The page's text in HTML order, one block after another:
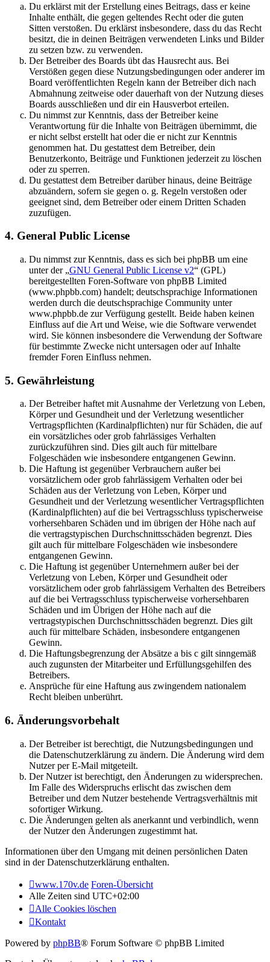
Du erklärst mit der Erstellung eines Beitrags, dass er keine
Inhalte enthält, die gegen geltendes Recht oder die guten
Sitten verstoßen. Du erklärst insbesondere, dass du das Recht
besitzt, die in deinen Beiträgen verwendeten Links und Bilder
zu setzen bzw. zu verwenden.
Der Betreiber des Boards übt das Hausrecht aus. Bei
Verstößen gegen diese Nutzungsbedingungen oder anderer im
Board veröffentlichten Regeln kann der Betreiber dich nach
Abmahnung zeitweise oder dauerhaft von der Nutzung dieses
Boards ausschließen und dir ein Hausverbot erteilen.
Du nimmst zur Kenntnis, dass der Betreiber keine
Verantwortung für die Inhalte von Beiträgen übernimmt, die
er nicht selbst erstellt hat oder die er nicht zur Kenntnis
genommen hat. Du gestattest dem Betreiber, dein
Benutzerkonto, Beiträge und Funktionen jederzeit zu löschen
oder zu sperren.
Du gestattest dem Betreiber darüber hinaus, deine Beiträge
abzuändern, sofern sie gegen o. g. Regeln verstoßen oder
geeignet sind, dem Betreiber oder einem Dritten Schaden
zuzufügen.
4. General Public License
Du nimmst zur Kenntnis, dass es sich bei phpBB um eine
unter der „GNU General Public License v2“ (GPL)
bereitgestellten Foren-Software von phpBB Limited
(www.phpbb.com) handelt; deutschsprachige Informationen
werden durch die deutschsprachige Community unter
www.phpbb.de zur Verfügung gestellt. Beide haben keinen
Einfluss auf die Art und Weise, wie die Software verwendet
wird. Sie können insbesondere die Verwendung der Software
für bestimmte Zwecke nicht untersagen oder auf Inhalte
fremder Foren Einfluss nehmen.
5. Gewährleistung
Der Betreiber haftet mit Ausnahme der Verletzung von Leben,
Körper und Gesundheit und der Verletzung wesentlicher
Vertragspflichten (Kardinalpflichten) nur für Schäden, die auf
ein vorsätzliches oder grob fahrlässiges Verhalten
zurückzuführen sind. Dies gilt auch für mittelbare
Folgeschäden wie insbesondere entgangenen Gewinn.
Die Haftung ist gegenüber Verbrauchern außer bei
vorsätzlichem oder grob fahrlässigem Verhalten oder bei
Schäden aus der Verletzung von Leben, Körper und
Gesundheit und der Verletzung wesentlicher Vertragspflichten
(Kardinalpflichten) auf die bei Vertragsschluss typischerweise
vorhersehbaren Schäden und im übrigen der Höhe nach auf
die vertragstypischen Durchschnittsschäden begrenzt. Dies
gilt auch für mittelbare Folgeschäden wie insbesondere
entgangenen Gewinn.
Die Haftung ist gegenüber Unternehmern außer bei der
Verletzung von Leben, Körper und Gesundheit oder
vorsätzlichem oder grob fahrlässigem Verhalten des Betreibers
auf die bei Vertragsschluss typischerweise vorhersehbaren
Schäden und im Übrigen der Höhe nach auf die
vertragstypischen Durchschnittsschäden begrenzt. Dies gilt
auch für mittelbare Schäden, insbesondere entgangenen
Gewinn.
Die Haftungsbegrenzung der Absätze a bis c gilt sinngemäß
auch zugunsten der Mitarbeiter und Erfüllungsgehilfen des
Betreibers.
Ansprüche für eine Haftung aus zwingendem nationalem
Recht bleiben unberührt.
6. Änderungsvorbehalt
Der Betreiber ist berechtigt, die Nutzungsbedingungen und
die Datenschutzerklärung zu ändern. Die Änderung wird dem
Nutzer per E-Mail mitgeteilt.
Der Nutzer ist berechtigt, den Änderungen zu widersprechen.
Im Falle des Widerspruchs erlischt das zwischen dem
Betreiber und dem Nutzer bestehende Vertragsverhältnis mit
sofortiger Wirkung.
Die Änderungen gelten als anerkannt und verbindlich, wenn
der Nutzer den Änderungen zugestimmt hat.
Informationen über den Umgang mit deinen persönlichen Daten
sind in der Datenschutzerklärung enthalten.
www.170v.de Foren-Übersicht
Alle Zeiten sind UTC+02:00
Alle Cookies löschen
Kontakt
Powered by phpBB® Forum Software © phpBB Limited